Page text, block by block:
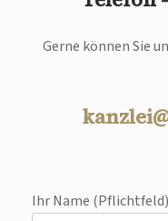
Gerne können Sie
Ihr Name (Pflichtfeld)